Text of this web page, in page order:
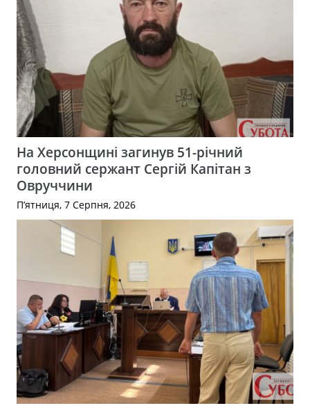
На Херсонщині загинув 51-річний
головний сержант Сергій Капітан з
Овруччини
П’ятниця, 7 Серпня, 2026